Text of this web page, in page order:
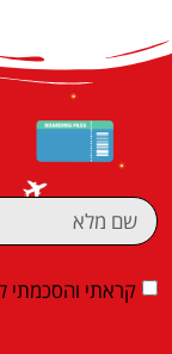
קראתי והסכמתי